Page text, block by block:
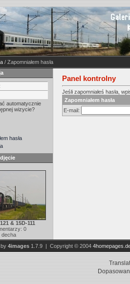
/ Zapomniałem hasła
automatycznie
wizycie?
hasła
& 15D-111
0
decha
Panel kontrolny
Jeśli zapomniałeś hasła,
Zapomniałem hasła
E-mail:
4images 1.7.9 | Copyright © 2004